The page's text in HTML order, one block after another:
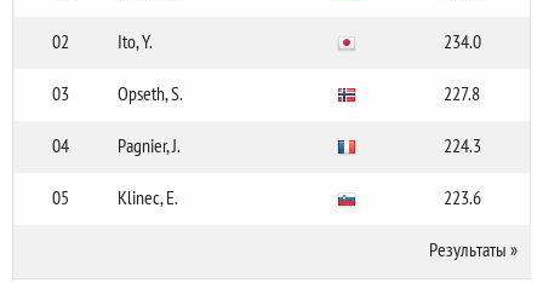
02 Ito, Y. 234.0
03 Opseth, S. 227.8
04 Pagnier, J. 224.3
05 Klinec, E. 223.6
Результаты »